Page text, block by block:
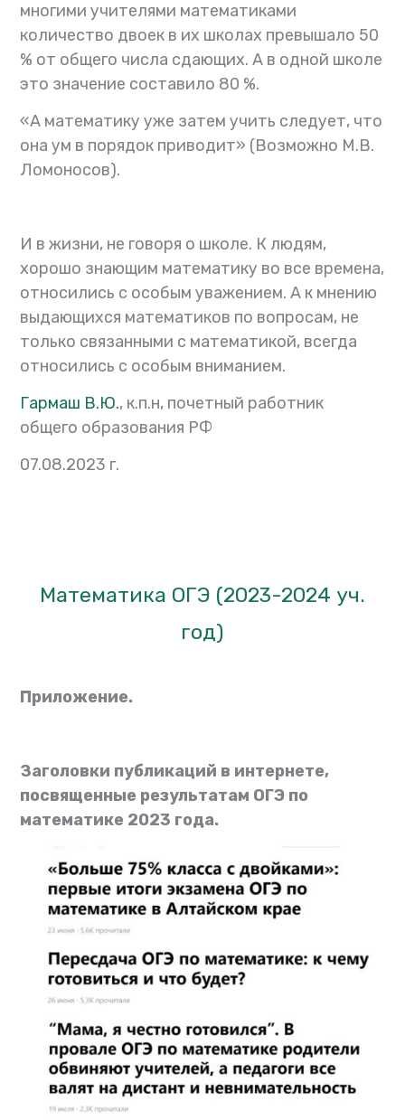
многими учителями математиками
количество двоек в их школах превышало 50
% от общего числа сдающих. А в одной школе
это значение составило 80 %.
«А математику уже затем учить следует, что
она ум в порядок приводит» (Возможно М.В.
Ломоносов).
И в жизни, не говоря о школе. К людям,
хорошо знающим математику во все времена,
относились с особым уважением. А к мнению
выдающихся математиков по вопросам, не
только связанными с математикой, всегда
относились с особым вниманием.
Гармаш В.Ю., к.п.н, почетный работник
общего образования РФ
07.08.2023 г.
Математика ОГЭ (2023-2024 уч.
год)
Приложение.
Заголовки публикаций в интернете,
посвященные результатам ОГЭ по
математике 2023 года.